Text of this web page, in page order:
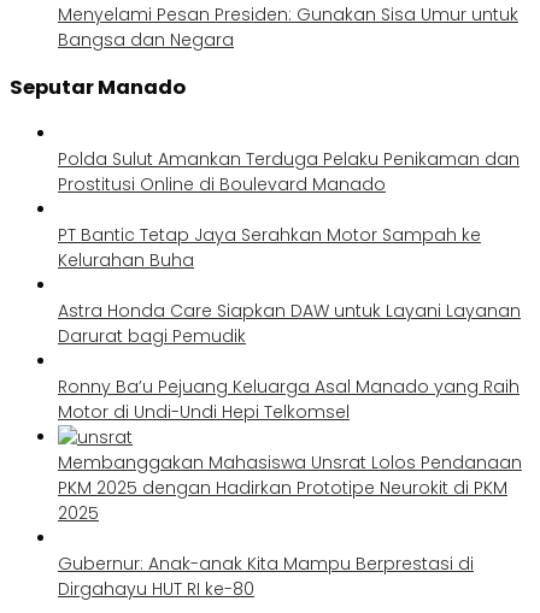
Menyelami Pesan Presiden: Gunakan Sisa Umur untuk
Bangsa dan Negara
Seputar Manado
Polda Sulut Amankan Terduga Pelaku Penikaman dan
Prostitusi Online di Boulevard Manado
PT Bantic Tetap Jaya Serahkan Motor Sampah ke
Kelurahan Buha
Astra Honda Care Siapkan DAW untuk Layani Layanan
Darurat bagi Pemudik
Ronny Ba’u Pejuang Keluarga Asal Manado yang Raih
Motor di Undi-Undi Hepi Telkomsel
Membanggakan Mahasiswa Unsrat Lolos Pendanaan
PKM 2025 dengan Hadirkan Prototipe Neurokit di PKM
2025
Gubernur: Anak-anak Kita Mampu Berprestasi di
Dirgahayu HUT RI ke-80